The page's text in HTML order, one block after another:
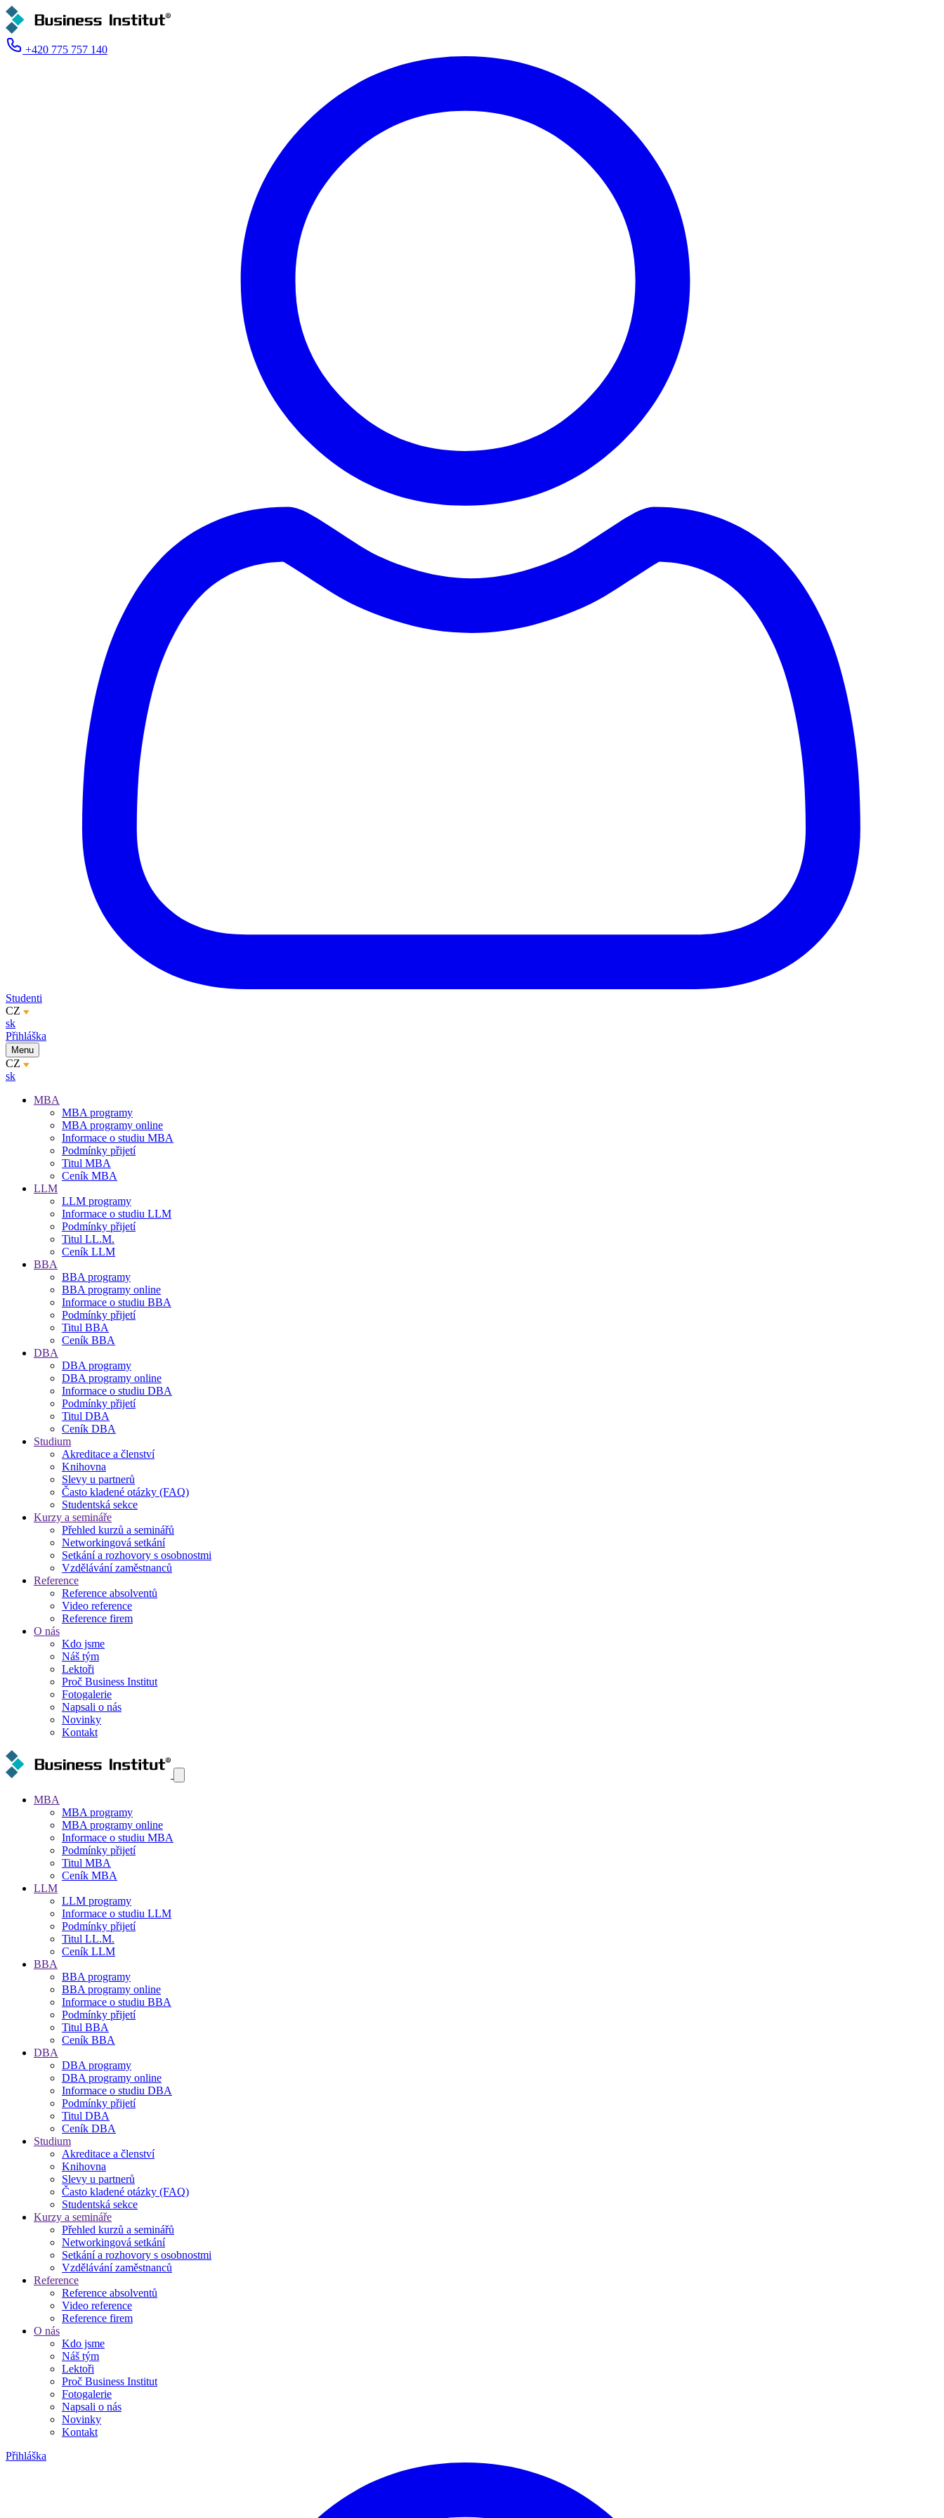
+420 775 757 140
Studenti
CZ
sk
Přihláška
Menu
CZ
sk
MBA
MBA programy
MBA programy online
Informace o studiu MBA
Podmínky přijetí
Titul MBA
Ceník MBA
LLM
LLM programy
Informace o studiu LLM
Podmínky přijetí
Titul LL.M.
Ceník LLM
BBA
BBA programy
BBA programy online
Informace o studiu BBA
Podmínky přijetí
Titul BBA
Ceník BBA
DBA
DBA programy
DBA programy online
Informace o studiu DBA
Podmínky přijetí
Titul DBA
Ceník DBA
Studium
Akreditace a členství
Knihovna
Slevy u partnerů
Často kladené otázky (FAQ)
Studentská sekce
Kurzy a semináře
Přehled kurzů a seminářů
Networkingová setkání
Setkání a rozhovory s osobnostmi
Vzdělávání zaměstnanců
Reference
Reference absolventů
Video reference
Reference firem
O nás
Kdo jsme
Náš tým
Lektoři
Proč Business Institut
Fotogalerie
Napsali o nás
Novinky
Kontakt
MBA
MBA programy
MBA programy online
Informace o studiu MBA
Podmínky přijetí
Titul MBA
Ceník MBA
LLM
LLM programy
Informace o studiu LLM
Podmínky přijetí
Titul LL.M.
Ceník LLM
BBA
BBA programy
BBA programy online
Informace o studiu BBA
Podmínky přijetí
Titul BBA
Ceník BBA
DBA
DBA programy
DBA programy online
Informace o studiu DBA
Podmínky přijetí
Titul DBA
Ceník DBA
Studium
Akreditace a členství
Knihovna
Slevy u partnerů
Často kladené otázky (FAQ)
Studentská sekce
Kurzy a semináře
Přehled kurzů a seminářů
Networkingová setkání
Setkání a rozhovory s osobnostmi
Vzdělávání zaměstnanců
Reference
Reference absolventů
Video reference
Reference firem
O nás
Kdo jsme
Náš tým
Lektoři
Proč Business Institut
Fotogalerie
Napsali o nás
Novinky
Kontakt
Přihláška